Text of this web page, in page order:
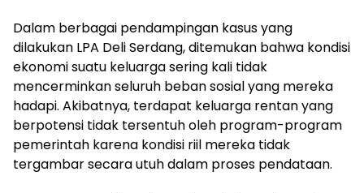
‎Dalam berbagai pendampingan kasus yang
dilakukan LPA Deli Serdang, ditemukan bahwa kondisi
ekonomi suatu keluarga sering kali tidak
mencerminkan seluruh beban sosial yang mereka
hadapi. Akibatnya, terdapat keluarga rentan yang
berpotensi tidak tersentuh oleh program-program
pemerintah karena kondisi riil mereka tidak
tergambar secara utuh dalam proses pendataan.